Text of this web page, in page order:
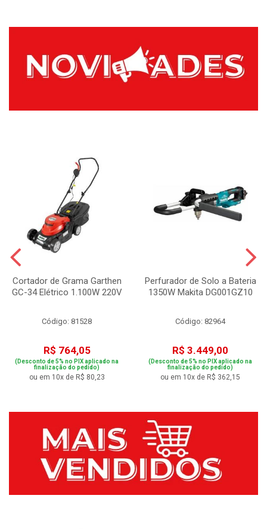
Cortador de Grama Garthen
GC-34 Elétrico 1.100W 220V
Código: 81528
R$ 764,05
(Desconto de 5% no PIX aplicado na
finalização do pedido)
ou em 10x de R$ 80,23
Perfurador de Solo a Bateria
1350W Makita DG001GZ10
Código: 82964
R$ 3.449,00
(Desconto de 5% no PIX aplicado na
finalização do pedido)
ou em 10x de R$ 362,15